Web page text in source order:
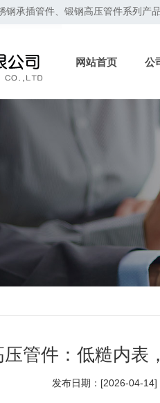
钢承插管件、锻钢高压管件系列产品
网站首页 公
管件：低糙内表
发布日期：[2026-04-